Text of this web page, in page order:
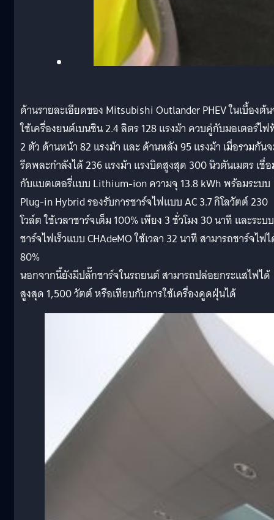
ด้านรายละเอียดของ Mitsubishi Outlander PHEV ในเบื้องต้
ใช้เครื่องยนต์เบนซิน 2.4 ลิตร 128 แรงม้า ควบคู่กับมอเตอร์ไ
2 ตัว ด้านหน้า 82 แรงม้า และ ด้านหลัง 95 แรงม้า เมื่อรวมกัน
รีดพละกำลังได้ 236 แรงม้า แรงบิดสูงสุด 300 นิวตันเมตร เชื่
กับแบตเตอรี่แบบ Lithium-ion ความจุ 13.8 kWh พร้อมระบบ
Plug-in Hybrid รองรับการชาร์จไฟแบบ AC 3.7 กิโลวัตต์ 230
โวล์ต ใช้เวลาชาร์จเต็ม 100% เพียง 3 ชั่วโมง 30 นาที และระบบ
ชาร์จไฟเร็วแบบ CHAdeMO ใช้เวลา 32 นาที สามารถชาร์จไฟ
80%
นอกจากนี้ยังมีปลั๊กชาร์จในรถยนต์ สามารถปล่อยกระแสไฟได้
สูงสุด 1,500 วัตต์ หรือเทียบกับการใช้เครื่องดูดฝุ่นได้